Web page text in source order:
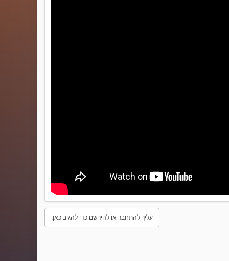
עליך להתחבר או להירשם כדי להגיב כאן.